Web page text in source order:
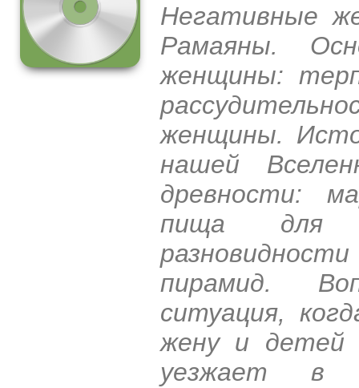
Негативные
Рамаяны.
женщины:
женщины.
нашей
древности:
пища для
пирамид.
ситуация,
жену и детей
уезжает в